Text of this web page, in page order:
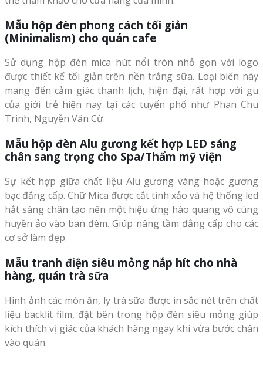
Mẫu hộp đèn phong cách tối giản
(Minimalism) cho quán cafe
Sử dụng hộp đèn mica hút nổi tròn nhỏ gọn với logo
được thiết kế tối giản trên nền trắng sữa. Loại biển này
mang đến cảm giác thanh lịch, hiện đại, rất hợp với gu
của giới trẻ hiện nay tại các tuyến phố như Phan Chu
Trinh, Nguyễn Văn Cừ.
Mẫu hộp đèn Alu gương kết hợp LED sáng
chân sang trọng cho Spa/Thẩm mỹ viện
Sự kết hợp giữa chất liệu Alu gương vàng hoặc gương
bạc đẳng cấp. Chữ Mica được cắt tinh xảo và hệ thống led
hắt sáng chân tạo nên một hiệu ứng hào quang vô cùng
huyền ảo vào ban đêm. Giúp nâng tầm đẳng cấp cho các
cơ sở làm đẹp.
Mẫu tranh điện siêu mỏng nắp hít cho nhà
hàng, quán trà sữa
Hình ảnh các món ăn, ly trà sữa được in sắc nét trên chất
liệu backlit film, đặt bên trong hộp đèn siêu mỏng giúp
kích thích vị giác của khách hàng ngay khi vừa bước chân
vào quán.